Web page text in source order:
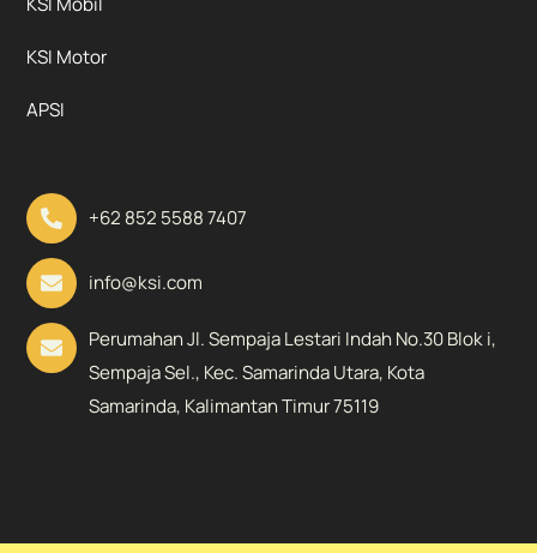
KSI Motor
APSI
+62 852 5588 7407
info@ksi.com
Perumahan Jl. Sempaja Lestari Indah No.30 Blok i,
Sempaja Sel., Kec. Samarinda Utara, Kota
Samarinda, Kalimantan Timur 75119